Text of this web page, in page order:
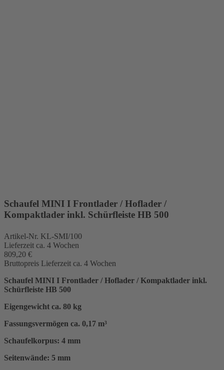
Schaufel MINI I Frontlader / Hoflader /
Kompaktlader inkl. Schürfleiste HB 500
Artikel-Nr. KL-SMI/100
Lieferzeit ca. 4 Wochen
809,20 €
Bruttopreis Lieferzeit ca. 4 Wochen
Schaufel MINI I Frontlader / Hoflader / Kompaktlader inkl.
Schürfleiste HB 500
Eigengewicht ca. 80 kg
Fassungsvermögen ca. 0,17 m³
Schaufelkorpus: 4 mm
Seitenwände: 5 mm